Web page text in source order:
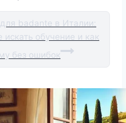
badante в Италии:
искать обучение и как
без ошибок